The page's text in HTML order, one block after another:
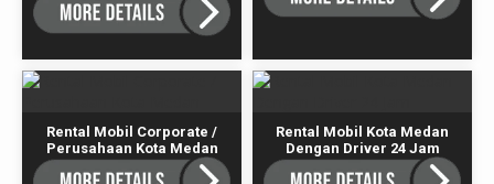
Rental Mobil Corporate /
Perusahaan Kota Medan
Rental Mobil Kota Medan
Dengan Driver 24 Jam